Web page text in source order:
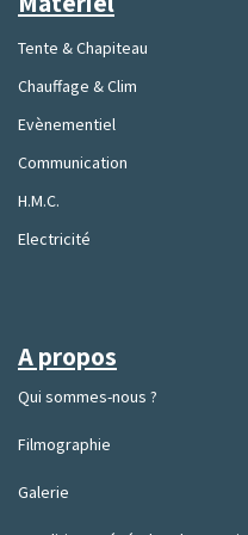
A propos
Qui sommes-nous ?
Filmographie
Galerie
Tente & Chapiteau
Chauffage & Clim
Evènementiel
Communication
H.M.C.
Electricité